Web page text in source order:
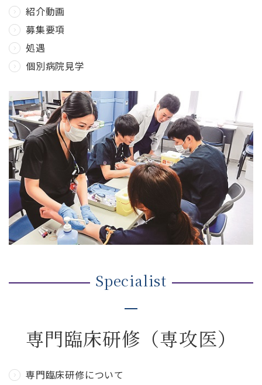
紹介動画
募集要項
処遇
個別病院見学
Specialist
専門臨床研修 （専攻医）
専門臨床研修について